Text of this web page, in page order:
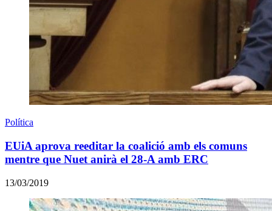
Política
EUiA aprova reeditar la coalició amb els comuns
mentre que Nuet anirà el 28-A amb ERC
13/03/2019